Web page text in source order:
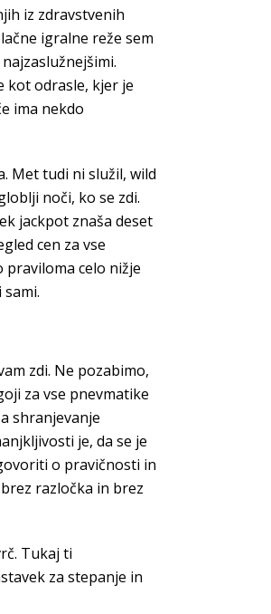
iz zdravstvenih
igralne reže sem
kot odrasle, kjer je
ima nekdo
Met tudi ni služil, wild
noči, ko se zdi.
jackpot znaša deset
cen za vse
praviloma celo nižje
zdi. Ne pozabimo,
za vse pnevmatike
shranjevanje
je, da se je
o pravičnosti in
razločka in brez
Tukaj ti
za stepanje in